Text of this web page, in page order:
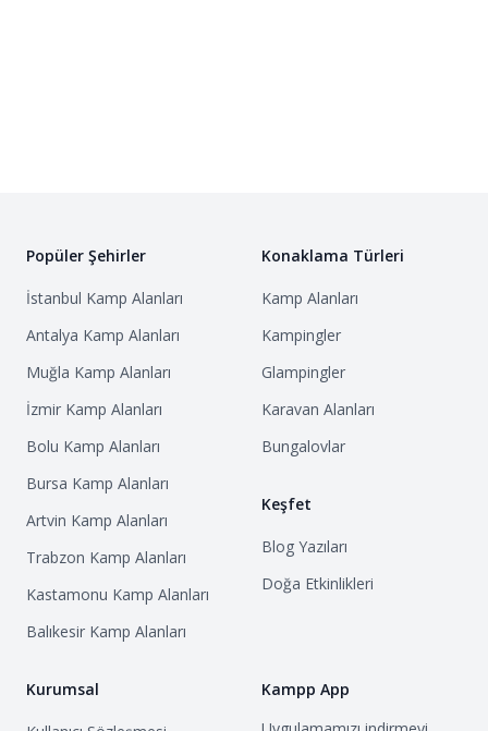
Popüler Şehirler
İstanbul Kamp Alanları
Antalya Kamp Alanları
Muğla Kamp Alanları
İzmir Kamp Alanları
Bolu Kamp Alanları
Bursa Kamp Alanları
Artvin Kamp Alanları
Trabzon Kamp Alanları
Kastamonu Kamp Alanları
Balıkesir Kamp Alanları
Konaklama Türleri
Kamp Alanları
Kampingler
Glampingler
Karavan Alanları
Bungalovlar
Keşfet
Blog Yazıları
Doğa Etkinlikleri
Kurumsal
Kampp App